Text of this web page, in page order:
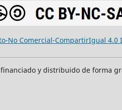
No Comercial-CompartirIgual 4.0
y distribuido de forma